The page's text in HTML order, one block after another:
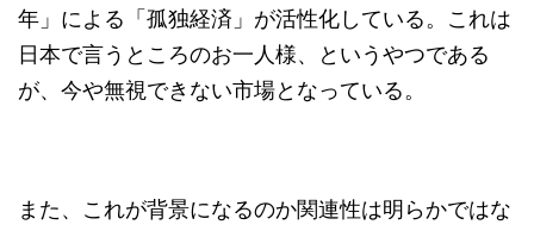
年」による「孤独経済」が活性化している。これは
日本で言うところのお一人様、というやつである
が、今や無視できない市場となっている。
また、これが背景になるのか関連性は明らかではな